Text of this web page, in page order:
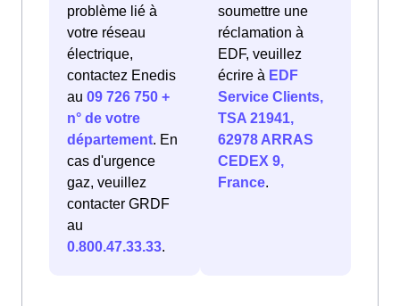
problème lié à
votre réseau
électrique,
contactez Enedis
au 09 726 750 +
n° de votre
département. En
cas d'urgence
gaz, veuillez
contacter GRDF
au
0.800.47.33.33.
soumettre une
réclamation à
EDF, veuillez
écrire à EDF
Service Clients,
TSA 21941,
62978 ARRAS
CEDEX 9,
France.